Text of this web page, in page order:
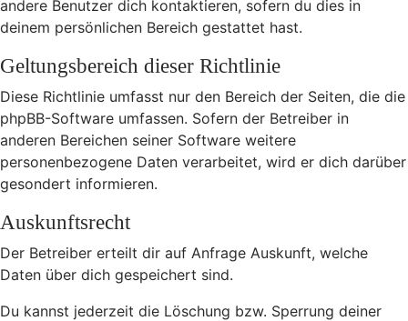
andere Benutzer dich kontaktieren, sofern du dies in
deinem persönlichen Bereich gestattet hast.
Geltungsbereich dieser Richtlinie
Diese Richtlinie umfasst nur den Bereich der Seiten, die die
phpBB-Software umfassen. Sofern der Betreiber in
anderen Bereichen seiner Software weitere
personenbezogene Daten verarbeitet, wird er dich darüber
gesondert informieren.
Auskunftsrecht
Der Betreiber erteilt dir auf Anfrage Auskunft, welche
Daten über dich gespeichert sind.
Du kannst jederzeit die Löschung bzw. Sperrung deiner